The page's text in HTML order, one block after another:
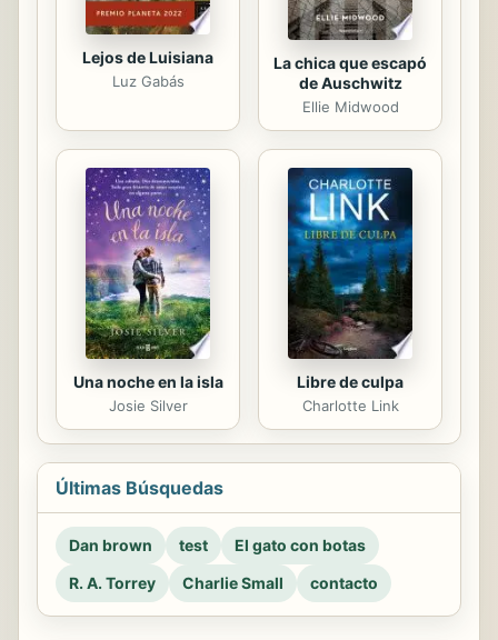
Lejos de Luisiana
Luz Gabás
La chica que escapó
de Auschwitz
Ellie Midwood
Una noche en la isla
Josie Silver
Libre de culpa
Charlotte Link
Últimas Búsquedas
Dan brown test
El gato con botas
R. A. Torrey
Charlie Small contacto